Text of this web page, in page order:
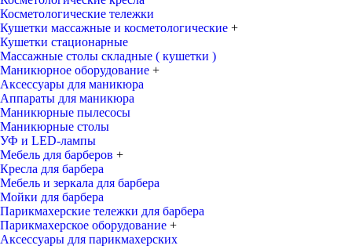
Косметологические тележки
Кушетки массажные и косметологические +
Кушетки стационарные
Массажные столы складные ( кушетки )
Маникюрное оборудование +
Аксессуары для маникюра
Аппараты для маникюра
Маникюрные пылесосы
Маникюрные столы
УФ и LED-лампы
Мебель для барберов +
Кресла для барбера
Мебель и зеркала для барбера
Мойки для барбера
Парикмахерские тележки для барбера
Парикмахерское оборудование +
Аксессуары для парикмахерских